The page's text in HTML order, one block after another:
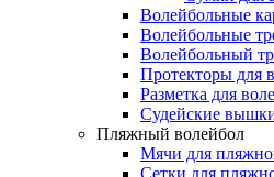
Волейбольные
Волейбольные
Волейбольный
Протекторы для
Разметка для
Судейские
Пляжный волейбол
Мячи для
Сетки для